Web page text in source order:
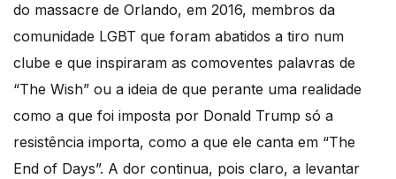
do massacre de Orlando, em 2016, membros da
comunidade LGBT que foram abatidos a tiro num
clube e que inspiraram as comoventes palavras de
“The Wish” ou a ideia de que perante uma realidade
como a que foi imposta por Donald Trump só a
resistência importa, como a que ele canta em “The
End of Days”. A dor continua, pois claro, a levantar